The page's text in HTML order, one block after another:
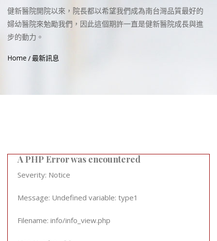
健新醫院開院以來，院長都以希望我們成為南台灣品質最好的
婦幼醫院來勉勵我們，因此這個期許一直是健新醫院成長與進
步的動力。
Home 最新訊息
A PHP Error was encountered
Severity: Notice
Message: Undefined variable: type1
Filename: info/info_view.php